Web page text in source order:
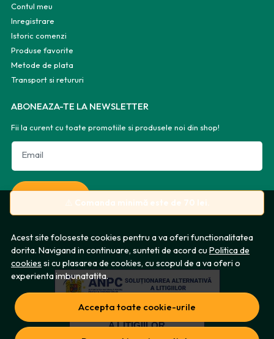
⚠️ Comanda minimă este de 70 lei.
Acest site foloseste cookies pentru a va oferi functionalitatea
dorita. Navigand in continuare, sunteti de acord cu Politica de
cookies si cu plasarea de cookies, cu scopul de a va oferi o
experienta imbunatatita.
Accepta toate cookie-urile
Contul meu
Inregistrare
Istoric comenzi
Produse favorite
Metode de plata
Transport si retururi
ABONEAZA-TE LA NEWSLETTER
Fii la curent cu toate promotiile si produsele noi din shop!
Email